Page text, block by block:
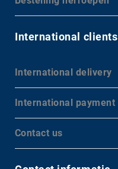
International clients
International delivery
International payment
Contact us